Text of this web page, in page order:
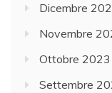
Dicembre
Novembre
Ottobre 2023
Settembre